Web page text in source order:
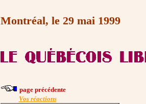
Montréal, le 29 mai 1999
page précédente
Vos réactions